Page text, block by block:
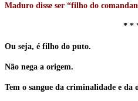
Maduro disse ser “filho do
* *
Ou seja, é filho do puto.
Não nega a origem.
Tem o sangue da criminalidade e da